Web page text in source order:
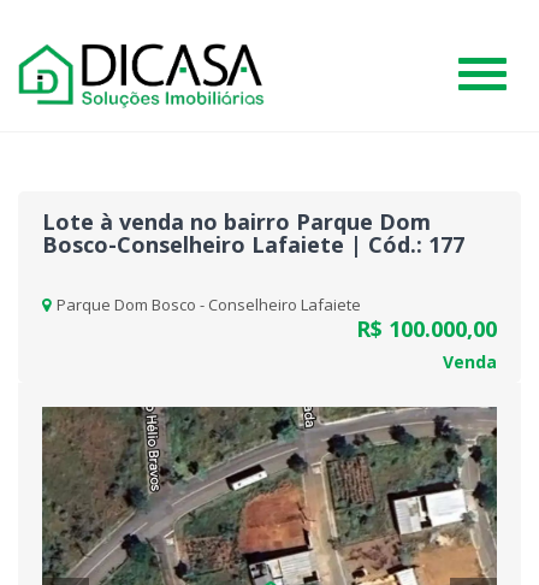
#
Lote à venda no bairro Parque Dom
Bosco-Conselheiro Lafaiete | Cód.: 177
Parque Dom Bosco - Conselheiro Lafaiete
R$ 100.000,00
Venda
Previous